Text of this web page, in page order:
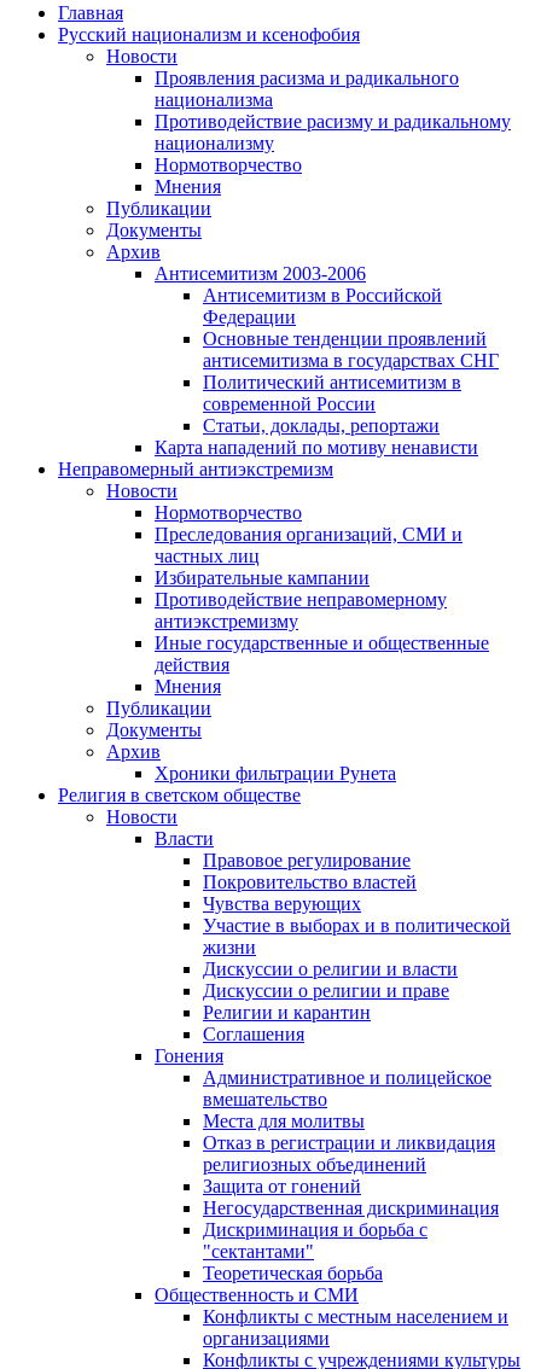
Главная
Русский национализм и ксенофобия
Новости
Проявления расизма и радикального
национализма
Противодействие расизму и радикальному
национализму
Нормотворчество
Мнения
Публикации
Документы
Архив
Антисемитизм 2003-2006
Антисемитизм в Российской
Федерации
Основные тенденции проявлений
антисемитизма в государствах СНГ
Политический антисемитизм в
современной России
Статьи, доклады, репортажи
Карта нападений по мотиву ненависти
Неправомерный антиэкстремизм
Новости
Нормотворчество
Преследования организаций, СМИ и
частных лиц
Избирательные кампании
Противодействие неправомерному
антиэкстремизму
Иные государственные и общественные
действия
Мнения
Публикации
Документы
Архив
Хроники фильтрации Рунета
Религия в светском обществе
Новости
Власти
Правовое регулирование
Покровительство властей
Чувства верующих
Участие в выборах и в политической
жизни
Дискуссии о религии и власти
Дискуссии о религии и праве
Религии и карантин
Соглашения
Гонения
Административное и полицейское
вмешательство
Места для молитвы
Отказ в регистрации и ликвидация
религиозных объединений
Защита от гонений
Негосударственная дискриминация
Дискриминация и борьба с
"сектантами"
Теоретическая борьба
Общественность и СМИ
Конфликты с местным населением и
организациями
Конфликты с учреждениями культуры